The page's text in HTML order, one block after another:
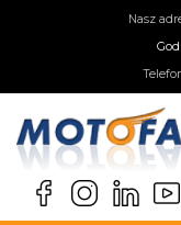
Nasz